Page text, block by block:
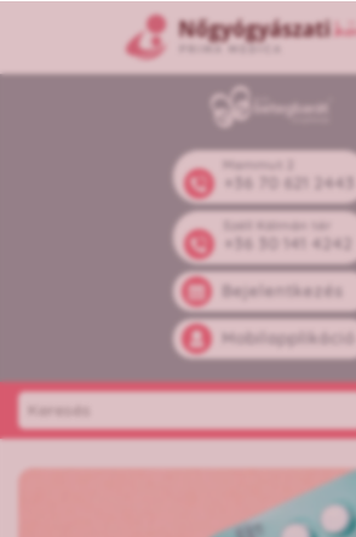
Mammut 2
+36 70 621 2443
Széll Kálmán tér
+36 30 141 4242
Bejelentkezés
Mobilapplikáció